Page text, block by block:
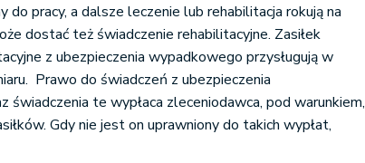
pracy, a dalsze leczenie lub rehabilitacja rokują na
dostać też świadczenie rehabilitacyjne. Zasiłek
z ubezpieczenia wypadkowego przysługują w
Prawo do świadczeń z ubezpieczenia
świadczenia te wypłaca zleceniodawca, pod warunkiem,
Gdy nie jest on uprawniony do takich wypłat,